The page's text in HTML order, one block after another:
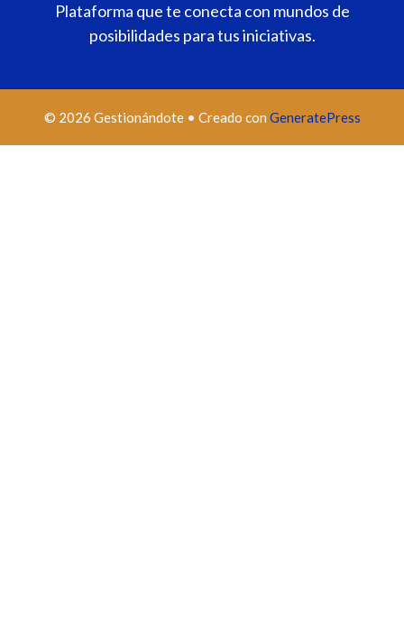
Plataforma que te conecta con mundos de
posibilidades para tus iniciativas.
© 2026 Gestionándote• Creado con GeneratePress